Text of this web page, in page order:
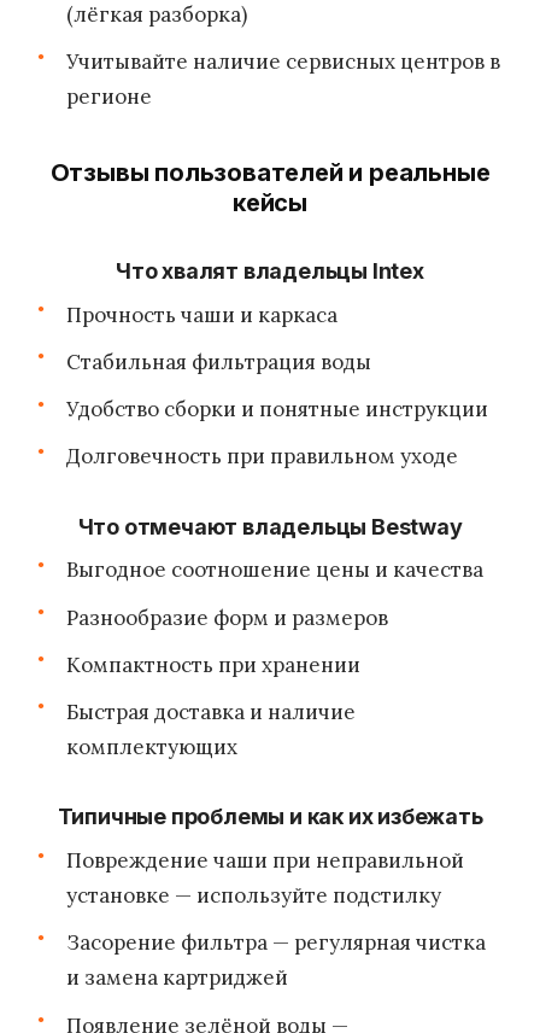
(лёгкая разборка)
Учитывайте наличие сервисных центров в
регионе
Отзывы пользователей и реальные
кейсы
Что хвалят владельцы Intex
Прочность чаши и каркаса
Стабильная фильтрация воды
Удобство сборки и понятные инструкции
Долговечность при правильном уходе
Что отмечают владельцы Bestway
Выгодное соотношение цены и качества
Разнообразие форм и размеров
Компактность при хранении
Быстрая доставка и наличие
комплектующих
Типичные проблемы и как их избежать
Повреждение чаши при неправильной
установке — используйте подстилку
Засорение фильтра — регулярная чистка
и замена картриджей
Появление зелёной воды —